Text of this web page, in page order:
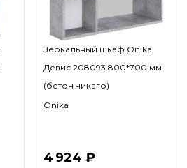
Зеркальный шкаф Onika
Девис 208093 800*700 мм
(бетон чикаго)
Onika
4 924 ₽